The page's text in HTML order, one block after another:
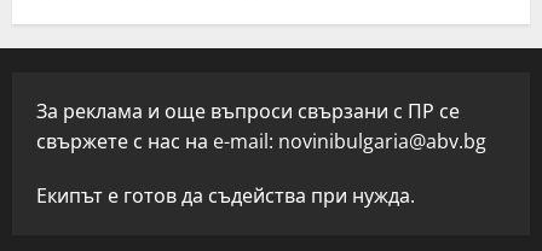
За реклама и още въпроси свързани с ПР се
свържете с нас на e-mail: novinibulgaria@abv.bg
Екипът е готов да съдейства при нужда.